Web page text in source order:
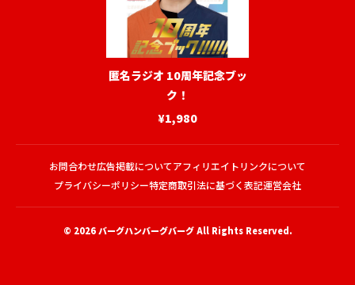
匿名ラジオ 10周年記念ブッ
ク！
¥1,980
お問合わせ広告掲載についてアフィリエイトリンクについて
プライバシーポリシー特定商取引法に基づく表記運営会社
© 2026バーグハンバーグバーグAll Rights Reserved.